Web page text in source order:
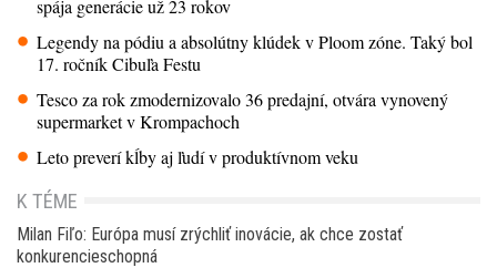
spája generácie už 23 rokov
Legendy na pódiu a absolútny klúdek v Ploom zóne. Taký bol
17. ročník Cibuľa Festu
Tesco za rok zmodernizovalo 36 predajní, otvára vynovený
supermarket v Krompachoch
Leto preverí kĺby aj ľudí v produktívnom veku
K TÉME
Milan Fiľo: Európa musí zrýchliť inovácie, ak chce zostať
konkurencieschopná